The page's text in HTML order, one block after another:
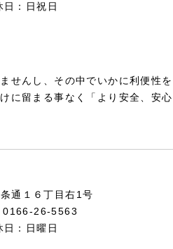
：日祝日
せんし、その中でいかに利便性
に留まる事なく「より安全、安
通１６丁目右1号
0166-26-5563
：日曜日